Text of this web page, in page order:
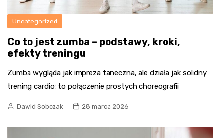
Uncategorized
Co to jest zumba – podstawy, kroki,
efekty treningu
Zumba wygląda jak impreza taneczna, ale działa jak solidny
trening cardio: to połączenie prostych choreografii
Dawid Sobczak 28 marca 2026